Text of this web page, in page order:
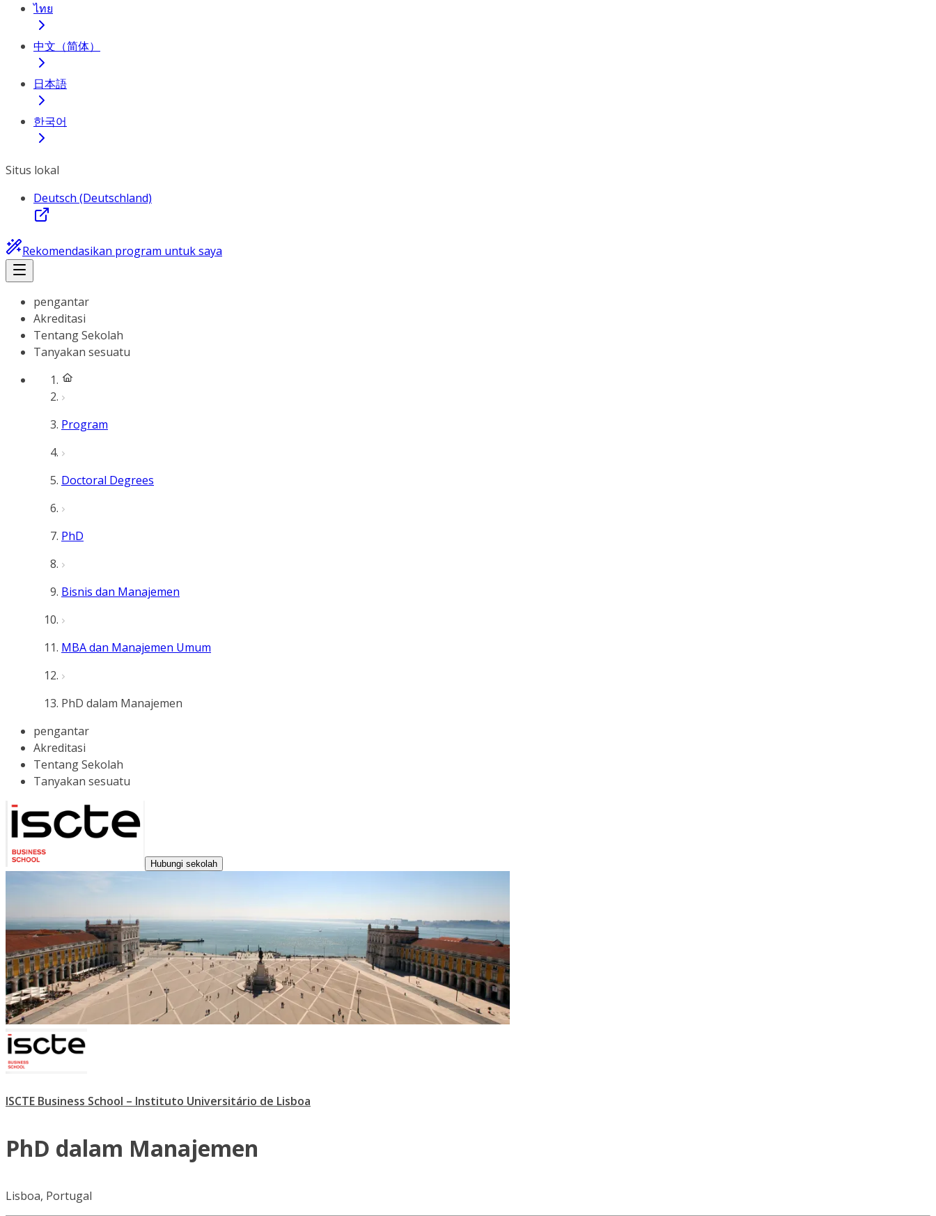
ไทย
中文（简体）
日本語
한국어
Situs lokal
Deutsch (Deutschland)
Rekomendasikan program untuk saya
pengantar
Akreditasi
Tentang Sekolah
Tanyakan sesuatu
Program
Doctoral Degrees
PhD
Bisnis dan Manajemen
MBA dan Manajemen Umum
PhD dalam Manajemen
pengantar
Akreditasi
Tentang Sekolah
Tanyakan sesuatu
Hubungi sekolah
ISCTE Business School – Instituto Universitário de Lisboa
PhD dalam Manajemen
Lisboa, Portugal